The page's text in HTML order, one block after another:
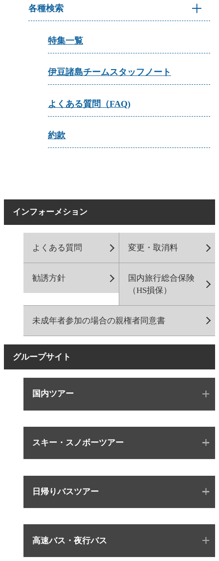
各種検索
特集一覧
伊豆諸島チームスタッフノート
よくある質問（FAQ)
約款
インフォーメション
よくある質問 変更・取消料
勧誘方針
国内旅行総合保険
（HS損保）
未成年者参加の場合の親権者同意書
グループサイト
国内ツアー
スキー・スノボーツアー
日帰りバスツアー
高速バス・夜行バス